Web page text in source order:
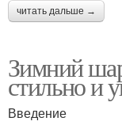
читать дальше →
Зимний
стильно и
Введение